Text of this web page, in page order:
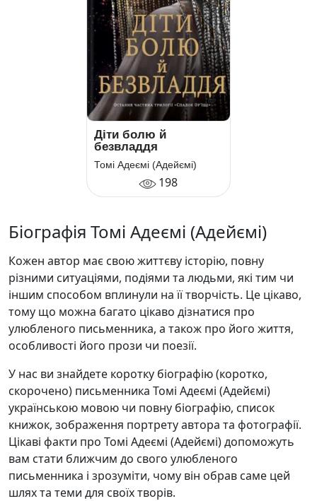
Діти болю й
безвладдя
Томі Адеємі (Адейємі)
198
Біографія Томі Адеємі (Адейємі)
Кожен автор має свою життєву історію, повну
різними ситуаціями, подіями та людьми, які тим чи
іншим способом вплинули на її творчість. Це цікаво,
тому що можна багато цікаво дізнатися про
улюбленого письменника, а також про його життя,
особливості його прози чи поезії.
У нас ви знайдете коротку біографію (коротко,
скорочено) письменника Томі Адеємі (Адейємі)
українською мовою чи повну біографію, список
книжок, зображення портрету автора та фотографії.
Цікаві факти про Томі Адеємі (Адейємі) допоможуть
вам стати ближчим до свого улюбленого
письменника і зрозуміти, чому він обрав саме цей
шлях та теми для своїх творів.